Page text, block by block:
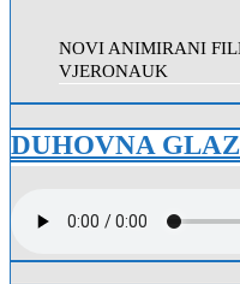
NOVI ANIMIRANI
VJERONAUK
DUHOVNA